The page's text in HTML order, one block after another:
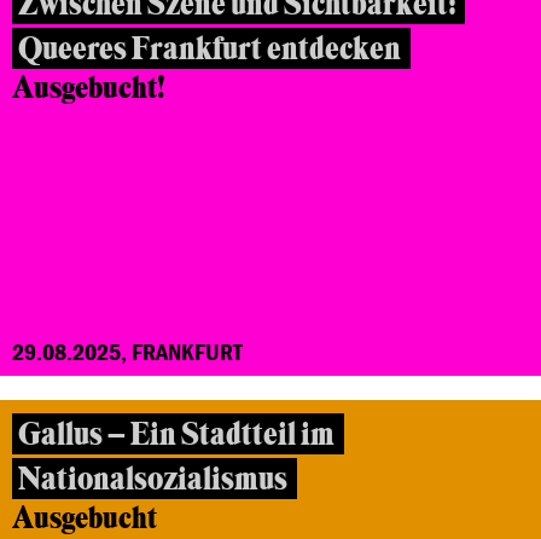
Queeres Frankfurt entdecken
Ausgebucht!
29.08.2025, FRANKFURT
Gallus – Ein Stadtteil im
Nationalsozialismus
Ausgebucht